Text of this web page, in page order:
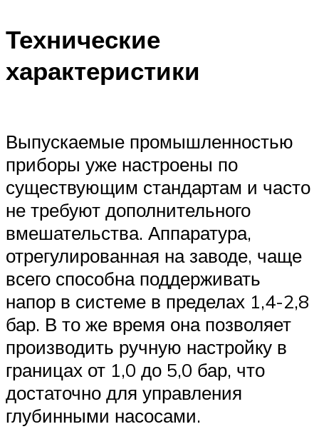
Технические
характеристики
Выпускаемые промышленностью
приборы уже настроены по
существующим стандартам и часто
не требуют дополнительного
вмешательства. Аппаратура,
отрегулированная на заводе, чаще
всего способна поддерживать
напор в системе в пределах 1,4-2,8
бар. В то же время она позволяет
производить ручную настройку в
границах от 1,0 до 5,0 бар, что
достаточно для управления
глубинными насосами.